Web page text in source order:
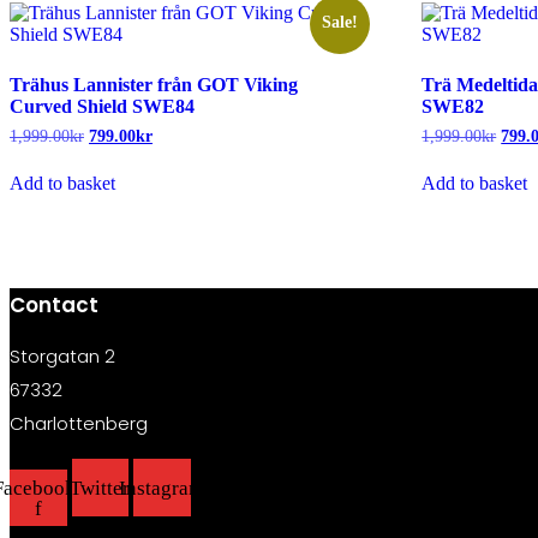
Sale!
Trähus Lannister från GOT Viking
Curved Shield SWE84
1,999.00kr Original
was:
1,999.00kr.
799.00kr
Add to basket
Trä
SWE82
1,999.00kr
was:
Add to basket
Contact
Storgatan 2
67332
Charlottenberg
f
TwitterInstagram